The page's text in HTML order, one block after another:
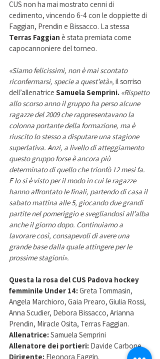
CUS non ha mai mostrato cenni di
cedimento, vincendo 6-4 con le doppiette di
Faggian, Prendin e Bissacco. La stessa
Terras Faggian è stata premiata come
capocannoniere del torneo.
«Siamo felicissimi, non è mai scontato
riconfermarsi, specie a quest’età», il sorriso
dell’allenatrice Samuela Semprini. «Rispetto
allo scorso anno il gruppo ha perso alcune
ragazze del 2009 che rappresentavano la
colonna portante della formazione, ma è
riuscito lo stesso a disputare una stagione
superlativa. Anzi, a livello di atteggiamento
questo gruppo forse è ancora più
determinato di quello che trionfò 12 mesi fa.
E lo si è visto per il modo in cui le ragazze
hanno affrontato le finali, partendo di casa il
sabato mattina alle 5, giocando due grandi
partite nel pomeriggio e svegliandosi all’alba
anche il giorno dopo. Continuiamo a
lavorare così, consapevoli di avere una
grande base dalla quale attingere per le
prossime stagioni».
Questa la rosa del CUS Padova hockey
femminile Under 14: Greta Tommasin,
Angela Marchioro, Gaia Prearo, Giulia Rossi,
Anna Scudier, Debora Bissacco, Arianna
Prendin, Miracle Osita, Terras Faggian.
Allenatrice: Samuela Semprini
Allenatore dei portieri: Davide Carbone
Dirigente: Eleonora Faggin.